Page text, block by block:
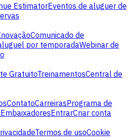
EstimatorEventos de aluguer de
Comunicado de
por temporadaWebinar de
GratuitoTreinamentosCentral de
ContatoCarreirasPrograma de
EntrarCriar conta
Termos de usoCookie